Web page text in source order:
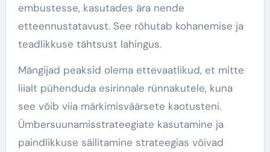
embustesse, kasutades ära nende
etteennustatavust. See rõhutab kohanemise ja
teadlikkuse tähtsust lahingus.
Mängijad peaksid olema ettevaatlikud, et mitte
liialt pühenduda esirinnale rünnakutele, kuna
see võib viia märkimisväärsete kaotusteni.
Ümbersuunamisstrateegiate kasutamine ja
paindlikkuse säilitamine strateegias võivad